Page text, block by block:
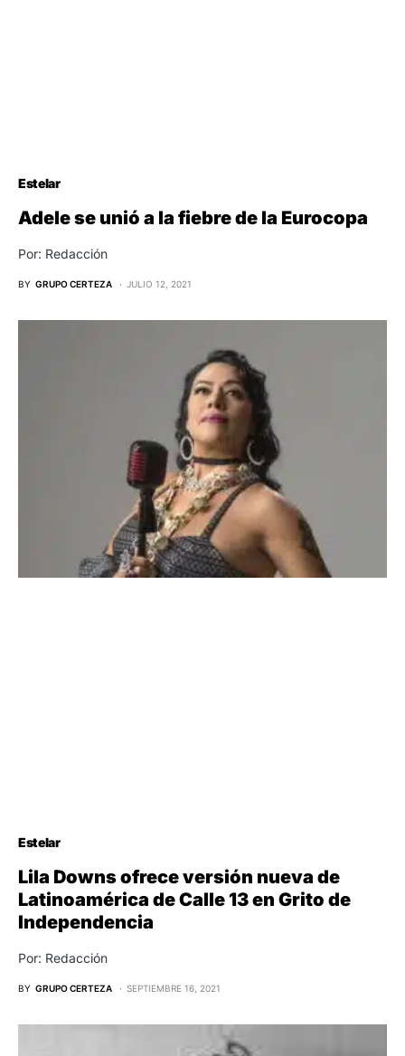
Estelar
Adele se unió a la fiebre de la Eurocopa
Por: Redacción
BY GRUPO CERTEZA JULIO 12, 2021
Estelar
Lila Downs ofrece versión nueva de
Latinoamérica de Calle 13 en Grito de
Independencia
Por: Redacción
BY GRUPO CERTEZA SEPTIEMBRE 16, 2021